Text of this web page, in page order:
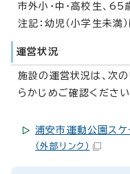
市外小・中・高校生、
注記：幼児（小学生未満
運営状況
施設の運営状況は、次の
らかじめご確認ください
浦安市運動公園スケ
（外部リンク）